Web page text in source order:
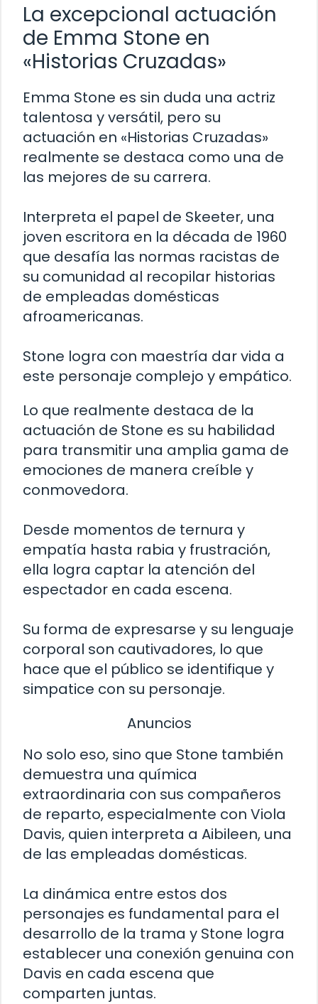
La excepcional actuación
de Emma Stone en
«Historias Cruzadas»
Emma Stone es sin duda una actriz
talentosa y versátil, pero su
actuación en «Historias Cruzadas»
realmente se destaca como una de
las mejores de su carrera.
Interpreta el papel de Skeeter, una
joven escritora en la década de 1960
que desafía las normas racistas de
su comunidad al recopilar historias
de empleadas domésticas
afroamericanas.
Stone logra con maestría dar vida a
este personaje complejo y empático.
Lo que realmente destaca de la
actuación de Stone es su habilidad
para transmitir una amplia gama de
emociones de manera creíble y
conmovedora.
Desde momentos de ternura y
empatía hasta rabia y frustración,
ella logra captar la atención del
espectador en cada escena.
Su forma de expresarse y su lenguaje
corporal son cautivadores, lo que
hace que el público se identifique y
simpatice con su personaje.
Anuncios
No solo eso, sino que Stone también
demuestra una química
extraordinaria con sus compañeros
de reparto, especialmente con Viola
Davis, quien interpreta a Aibileen, una
de las empleadas domésticas.
La dinámica entre estos dos
personajes es fundamental para el
desarrollo de la trama y Stone logra
establecer una conexión genuina con
Davis en cada escena que
comparten juntas.